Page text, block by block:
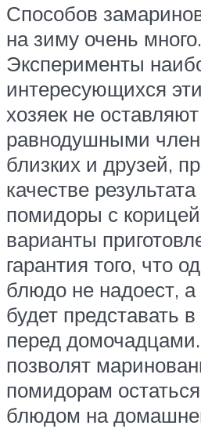
Способов
на зиму очень много.
Эксперименты
интересующихся
хозяек не оставляют
равнодушными
близких и друзей,
качестве
помидоры с
варианты
гарантия того, что
блюдо не надоест,
будет представать
перед
позволят
помидорам
блюдом на